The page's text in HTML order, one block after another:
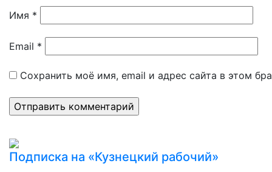
Имя *
Email *
Сохранить моё имя, email и адрес сайта в этом
Подписка на «Кузнецкий рабочий»